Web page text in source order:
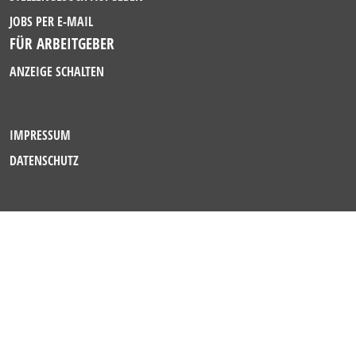
JOBS PER E-MAIL
FÜR ARBEITGEBER
ANZEIGE SCHALTEN
IMPRESSUM
DATENSCHUTZ